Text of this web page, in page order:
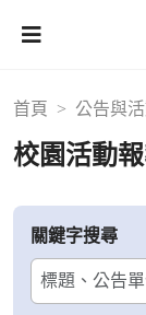
首頁 公告與
校園活動
關鍵字搜尋